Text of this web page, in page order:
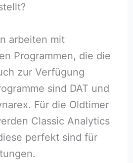
arbeiten mit
Programmen, die die
zur Verfügung
sind DAT und
Für die Oldtimer
Classic Analytics
perfekt sind für